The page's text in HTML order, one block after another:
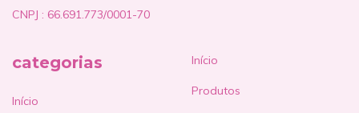
CNPJ : 66.691.773/0001-70
categorias
Início
Início
Produtos